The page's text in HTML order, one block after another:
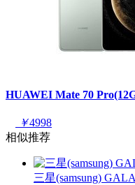
HUAWEI Mate 70
￥4998
相似推荐
三星(samsung)